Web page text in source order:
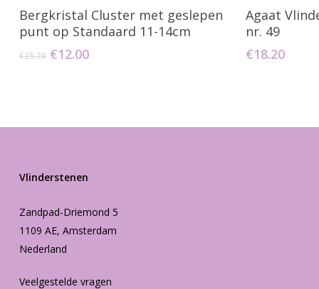
Toevoegen Aan Winkelwagen
Bergkristal Cluster met geslepen
punt op Standaard 11-14cm
€25.20 Oorspronkelijke
€12.00Huidige
Agaat
nr. 49
€18.20
Vlinderstenen
Zandpad-Driemond 5
1109 AE, Amsterdam
Nederland
Veelgestelde vragen